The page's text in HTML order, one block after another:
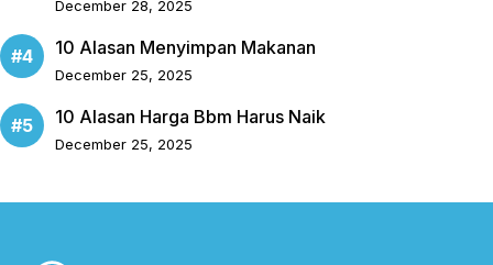
December 28, 2025
10 Alasan Menyimpan Makanan
December 25, 2025
10 Alasan Harga Bbm Harus Naik
December 25, 2025